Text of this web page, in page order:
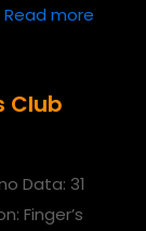
Read more
Club
Data: 31
Finger’s